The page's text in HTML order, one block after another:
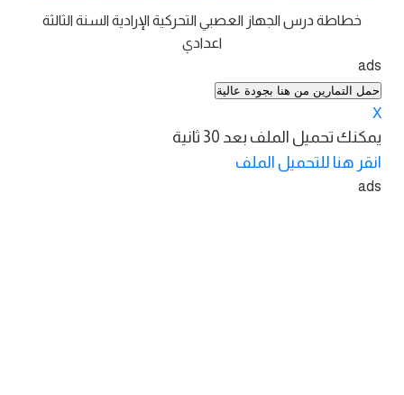
خطاطة درس الجهاز العصبي التحركية الإرادية السنة الثالثة
اعدادي
ads
حمل التمارين من هنا بجودة عالية
X
يمكنك تحميل الملف بعد 30 ثانية
انقر هنا للتحميل الملف
ads